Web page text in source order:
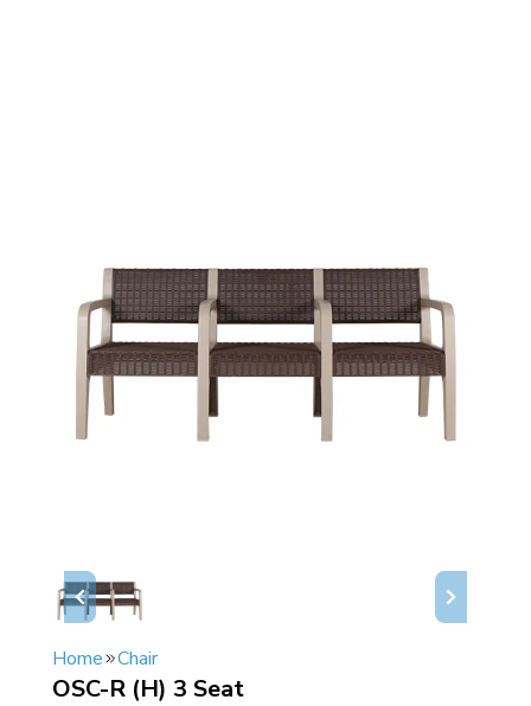
Home Chair
OSC-R (H) 3 Seat